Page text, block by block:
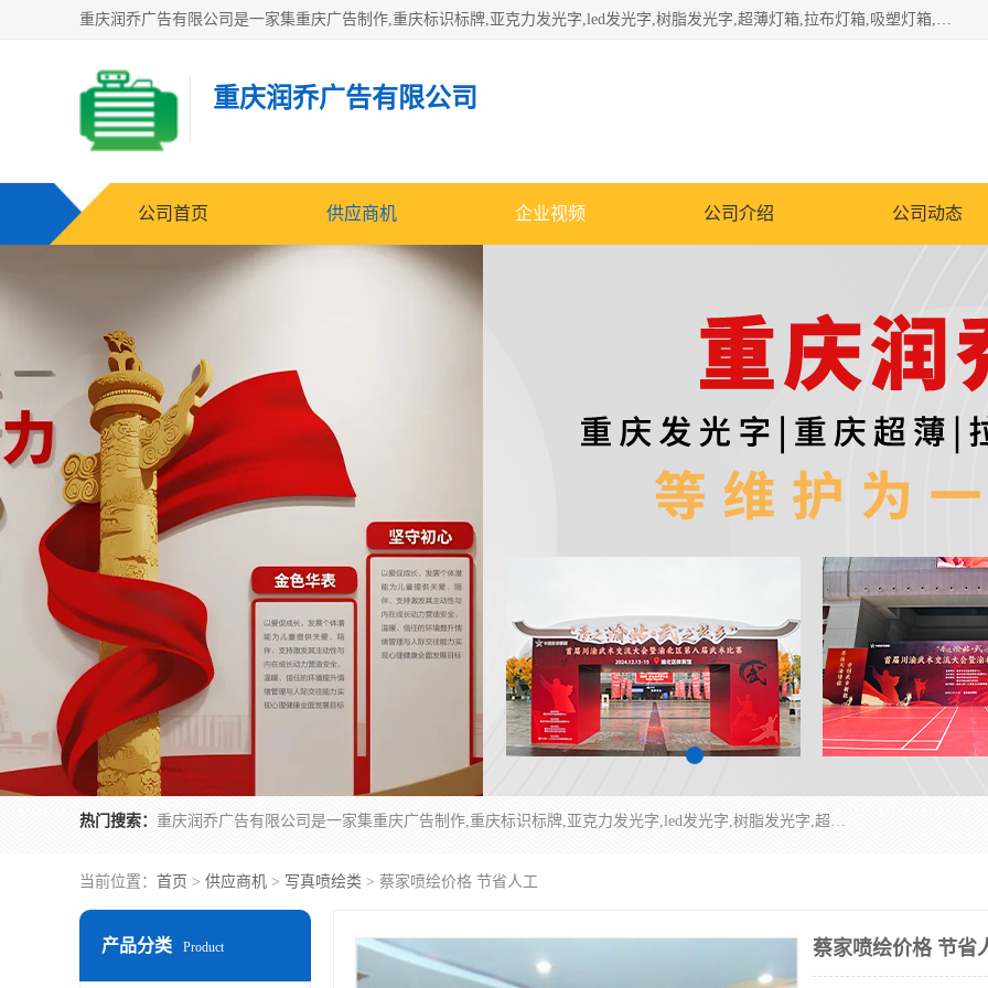
重庆润乔广告有限公司是一家集重庆广告制作,重庆标识标牌,亚克力发光字,led发光字,树脂发光字,超薄灯箱,拉布灯箱,吸塑灯箱,门头招牌,企业形象墙,写真喷绘,x展架,拉网展架,广告展架,条幅,锦旗设计,制作,施工,维护为一体的专业化广告公司.
重庆润乔广告有限公司
公司首页 供应商机 企业视频 公司介绍 公司动态
热门搜索： 重庆润乔广告有限公司是一家集重庆广告制作,重庆标识标牌,亚克力发光字,led发光字,树脂发光字,超薄灯箱,拉布灯箱,吸塑灯箱,门头招牌,企业形象墙,写真喷绘,x展架,拉网展架,广告展架,条幅,锦旗设计,制作,施工,维护为一体的专业化广告公司.
当前位置： 首页 > 供应商机 > 写真喷绘类 > 蔡家喷绘价格 节省人工
产品分类 Product 蔡家喷绘价格 节省